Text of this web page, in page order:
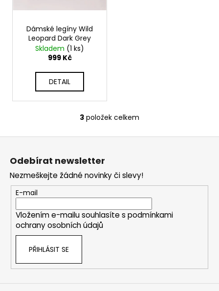
Dámské legíny Wild
Leopard Dark Grey
Skladem (1 ks)
999 Kč
DETAIL
O
v
a
c
í
p
r
ý
p
3 položek celkem
Z
Odebírat newsletter
Nezmeškejte žádné novinky či slevy!
E-mail
Vložením e-mailu souhlasíte s podmínkami
ochrany osobních údajů
PŘIHLÁSIT SE